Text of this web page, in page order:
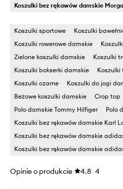
Koszulki bez rękawów damskie
Koszulki sportowe
Koszulki
Koszulki rowerowe damskie
Zielone koszulki damskie
Koszulki
Koszulki bokserki damskie
Koszulki czarne
Koszulki do jogi
Beżowe koszulki damskie
Crop top
Polo damskie Tommy Hilfiger
Polo
Koszulki bez rękawów damskie Karl
Koszulki bez rękawów damskie
Koszulki bez rękawów damskie
Opinie o produkcie 4.8 4